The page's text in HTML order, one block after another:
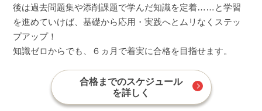
後は過去問題集や添削課題で学んだ知識を定着……と学習
を進めていけば、基礎から応用・実践へとムリなくステッ
プアップ！
知識ゼロからでも、６ヵ月で着実に合格を目指せます。
合格までのスケジュール
を詳しく